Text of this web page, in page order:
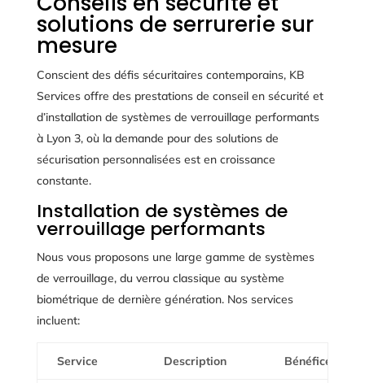
solutions de serrurerie sur
mesure
Conscient des défis sécuritaires contemporains, KB
Services offre des prestations de conseil en sécurité et
d’installation de systèmes de verrouillage performants
à Lyon 3, où la demande pour des solutions de
sécurisation personnalisées est en croissance
constante.
Installation de systèmes de
verrouillage performants
Nous vous proposons une large gamme de systèmes
de verrouillage, du verrou classique au système
biométrique de dernière génération. Nos services
incluent:
Service Description Bénéfices